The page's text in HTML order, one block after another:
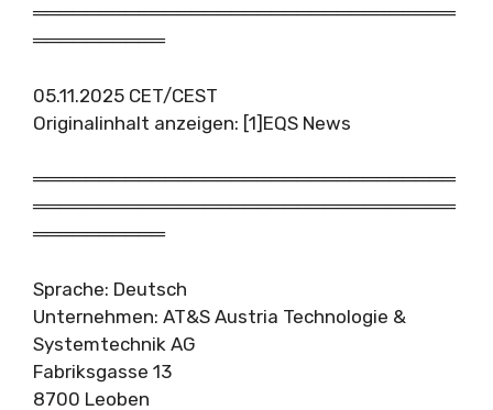
════════════════════════════════
══════════
05.11.2025 CET/CEST
Originalinhalt anzeigen: [1]EQS News
════════════════════════════════
════════════════════════════════
══════════
Sprache: Deutsch
Unternehmen: AT&S Austria Technologie &
Systemtechnik AG
Fabriksgasse 13
8700 Leoben